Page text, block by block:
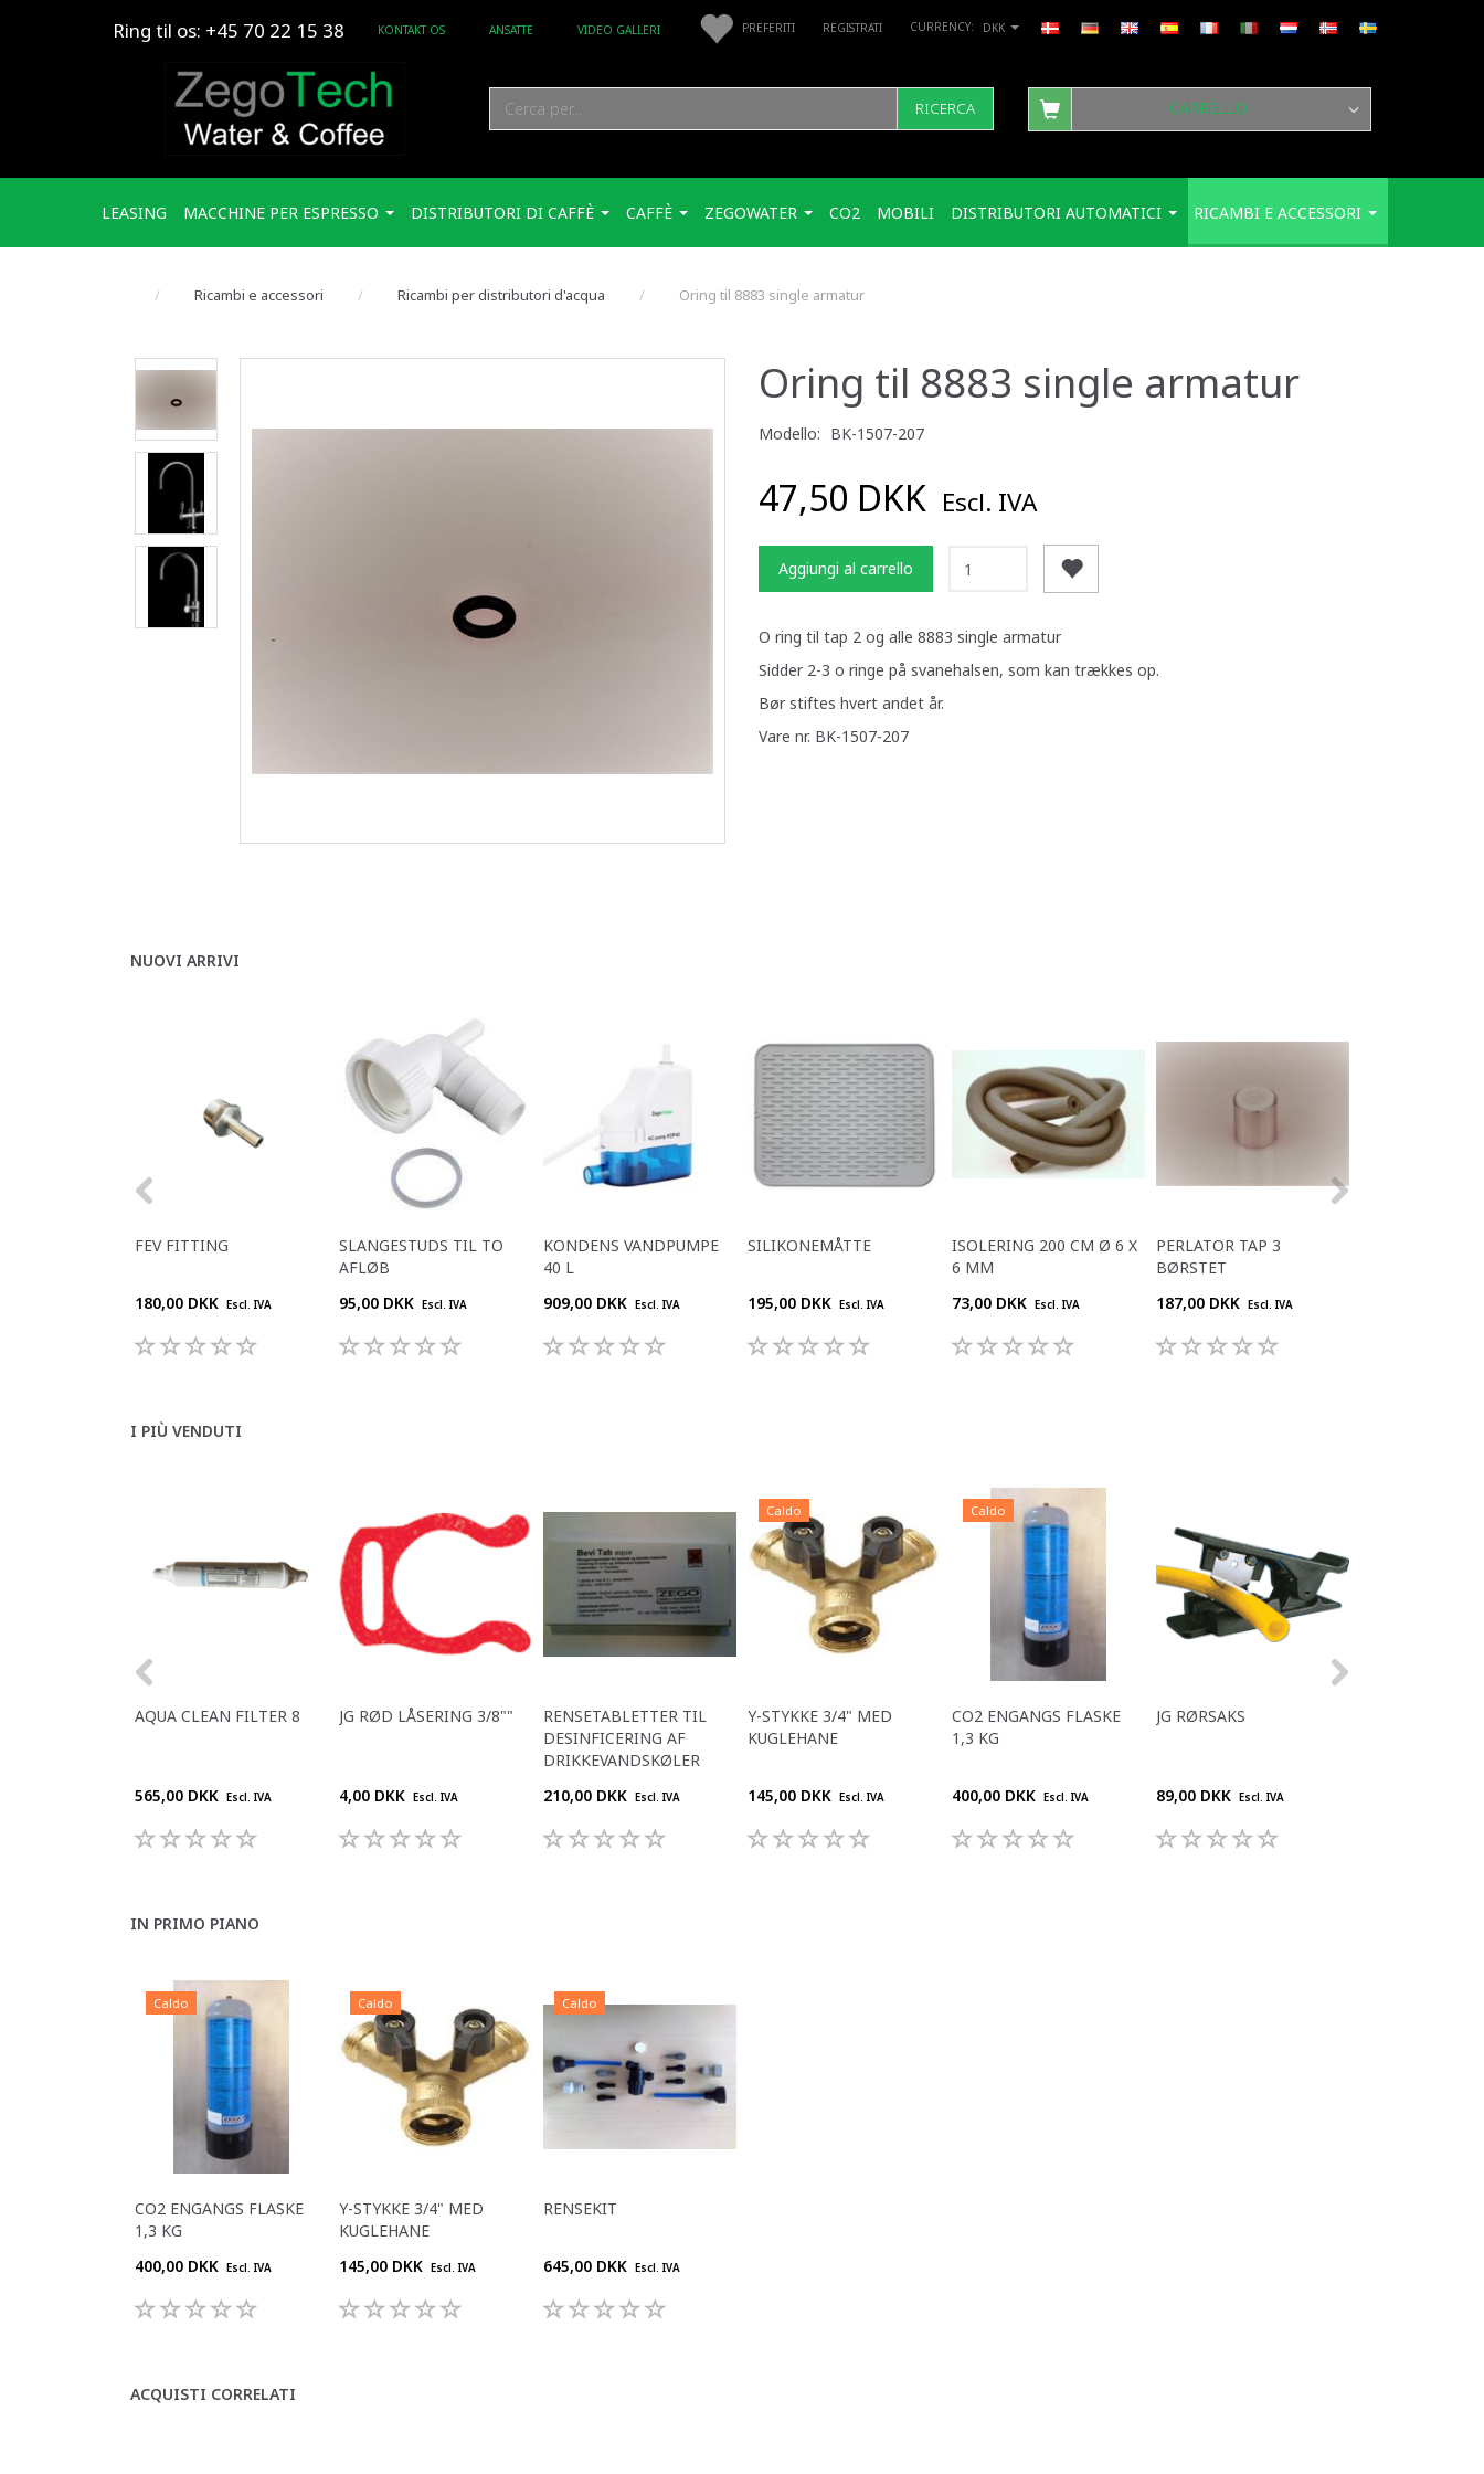
DKK
PREFERITI REGISTRATI
Ring til os: +45 70 22 15 38 KONTAKT OS ANSATTE VIDEO GALLERI
RICERCA CARRELLO
LEASING MACCHINE PER ESPRESSO DISTRIBUTORI DI CAFFÈ CAFFÈ ZEGOWATER CO2 MOBILI DISTRIBUTORI AUTOMATICI RICAMBI E ACCESSORI
Ricambi e accessori Ricambi per distributori d'acqua Oring til 8883 single armatur
Oring til 8883 single armatur
Modello: BK-1507-207
47,50 DKK Escl. IVA
Aggiungi al carrello
O ring til tap 2 og alle 8883 single armatur
Sidder 2-3 o ringe på svanehalsen, som kan trækkes op.
Bør stiftes hvert andet år.
Vare nr. BK-1507-207
NUOVI ARRIVI
FEV FITTING
180,00 DKK Escl. IVA
SLANGESTUDS TIL TO
AFLØB
95,00 DKK
Escl. IVA
KONDENS VANDPUMPE
40 L
909,00 DKK
Escl. IVA
SILIKONEMÅTTE
195,00 DKK Escl. IVA
ISOLERING 200 CM Ø 6 X
6 MM
73,00 DKK
Escl. IVA
PERLATOR TAP 3
BØRSTET
187,00 DKK
Escl. IVA
I PIÙ VENDUTI
AQUA CLEAN FILTER 8
565,00 DKK Escl. IVA
JG RØD LÅSERING 3/8""
4,00 DKK Escl. IVA
RENSETABLETTER TIL
DESINFICERING AF
DRIKKEVANDSKØLER
210,00 DKK
Escl. IVA
Caldo
Y-STYKKE 3/4" MED
KUGLEHANE
145,00 DKK Escl. IVA
Caldo
CO2 ENGANGS FLASKE
1,3 KG
400,00 DKK Escl. IVA
JG RØRSAKS
89,00 DKK Escl. IVA
IN PRIMO PIANO
Caldo
CO2 ENGANGS FLASKE
1,3 KG
400,00 DKK
Escl. IVA
Caldo
Y-STYKKE 3/4" MED
KUGLEHANE
145,00 DKK
Escl. IVA
Caldo
RENSEKIT
645,00 DKK Escl. IVA
ACQUISTI CORRELATI